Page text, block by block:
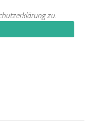
zu.